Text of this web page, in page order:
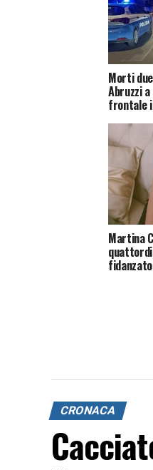
Morti
Abruzzi
frontale
Martina
fidanzato
CRONACA